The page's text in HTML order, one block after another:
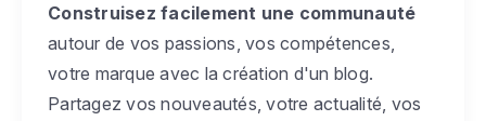
Construisez facilement une communauté
autour de vos passions, vos compétences,
votre marque avec la création d'un blog.
Partagez vos nouveautés, votre actualité, vos